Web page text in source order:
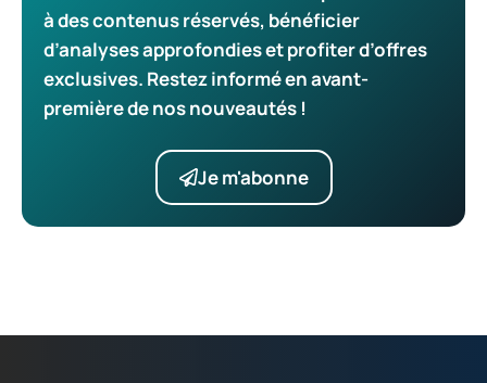
à des contenus réservés, bénéficier
d’analyses approfondies et profiter d’offres
exclusives. Restez informé en avant-
première de nos nouveautés !
Je m'abonne